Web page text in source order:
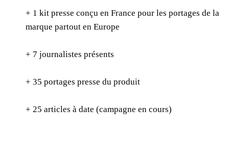
+ 1 kit presse conçu en France pour les portages de la
marque partout en Europe
+ 7 journalistes présents
+ 35 portages presse du produit
+ 25 articles à date (campagne en cours)